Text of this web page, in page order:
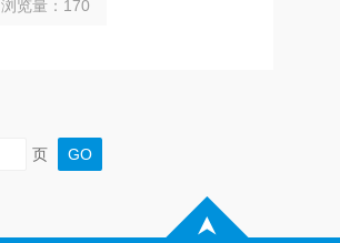
浏览量：170
页